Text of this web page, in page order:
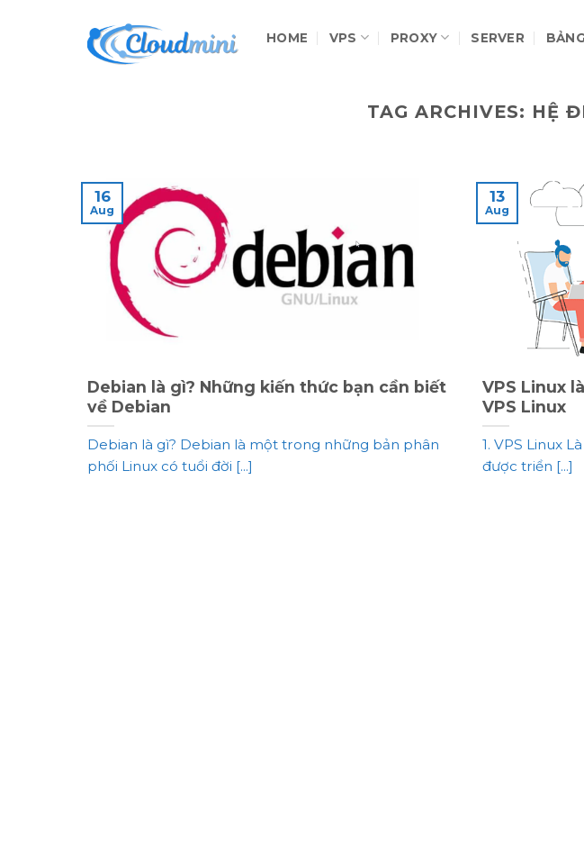
HOME VPS PROXY SERVER
TAG ARCHIVES: HỆ
Debian là gì? Những kiến thức bạn cần biết
về Debian
Debian là gì? Debian là một trong những bản phân
phối Linux có tuổi đời [...]
16
Aug
VPS Linux
VPS Linux
1. VPS Linux
được triển [...]
13
Aug